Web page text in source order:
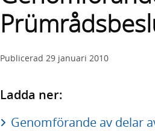
Publicerad 29 januari 2010
Ladda ner:
Genomförande av delar